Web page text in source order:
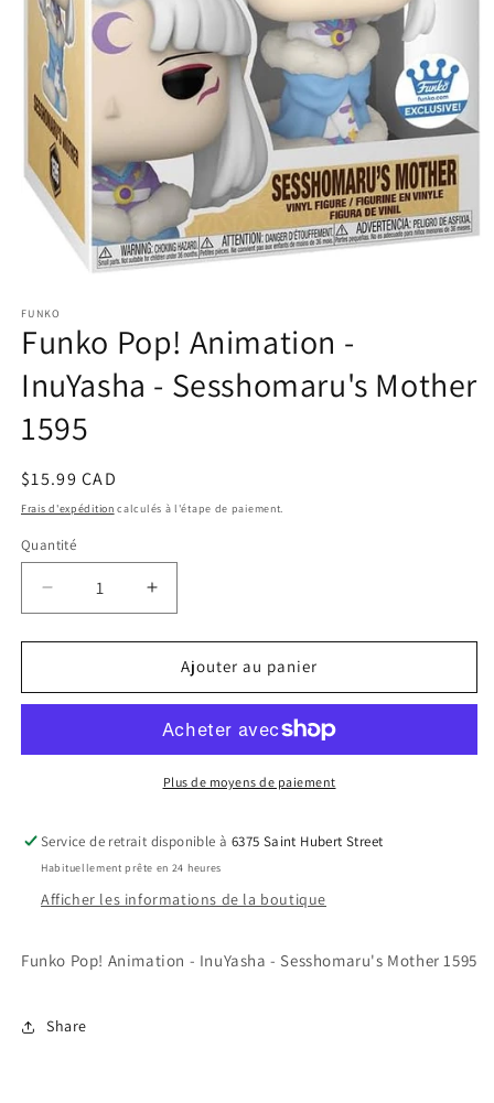
média
1
dans
fenêtre
modale
FUNKO
Funko Pop! Animation -
InuYasha - Sesshomaru's Mother
1595
Prix
habituel
$15.99 CAD
Frais d'expédition calculés à l'étape de paiement.
Quantité
Réduire
la
quantité
Funko
-
Mother
1595
Augmenter
la
quantité
Funko
Animation
-
InuYasha
Mother
1595
Ajouter au panier
Plus de moyens de paiement
Service de retrait disponible à 6375 Saint Hubert Street
Habituellement prête en 24 heures
Afficher les informations de la boutique
Funko Pop! Animation - InuYasha - Sesshomaru's Mother 1595
Share